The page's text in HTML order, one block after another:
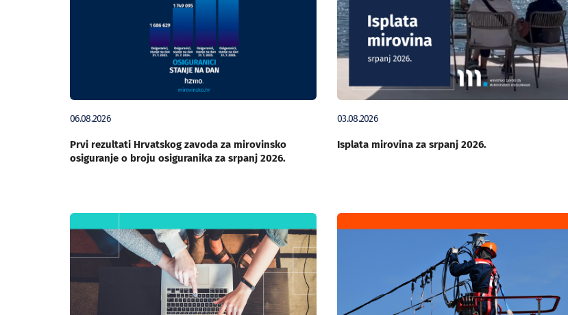
06.08.2026
Prvi rezultati Hrvatskog zavoda za mirovinsko
osiguranje o broju osiguranika za srpanj 2026.
03.08.2026
Isplata mirovina za srpanj 2026.